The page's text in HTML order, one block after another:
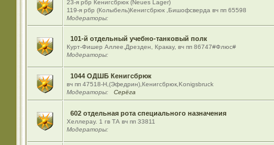
23-я рбр Кенигсбрюк (Neues Lager)
119-я рбр (Колыбель)Кенигсбрюк ,Бишофсверда вч пп 65598
Модераторы:
101-й отдельный учебно-танковый полк
Курт-Фишер Аллее,Дрезден, Кракау, вч пп 86747#Флюс#
Модераторы:
1044 ОДШБ Кенигсбрюк
вч пп 47518-Н,(Эфедрин),Кенигсбрюк,Konigsbruck
Модераторы:
Серёга
602 отдельная рота специального назначения
Хеллерау. 1 гв ТА вч пп 33811
Модераторы: